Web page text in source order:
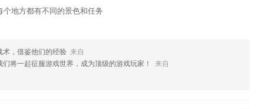
地方都有不同的景色和任务
术，借鉴他们的经验 来自
们将一起征服游戏世界，成为顶级的游戏玩家！
来自